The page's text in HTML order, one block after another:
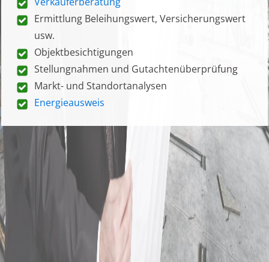
Ermittlung Beleihungswert, Versicherungswert
usw.
Objektbesichtigungen
Stellungnahmen und Gutachtenüberprüfung
Markt- und Standortanalysen
Energieausweis